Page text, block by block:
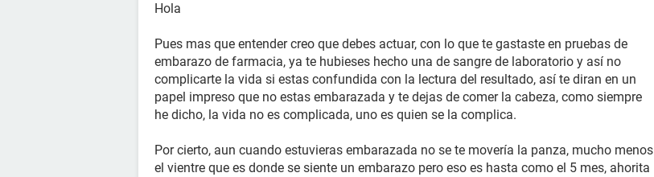
Hola
Pues mas que entender creo que debes actuar, con lo que te gastaste en pruebas de
embarazo de farmacia, ya te hubieses hecho una de sangre de laboratorio y así no
complicarte la vida si estas confundida con la lectura del resultado, así te diran en un
papel impreso que no estas embarazada y te dejas de comer la cabeza, como siempre
he dicho, la vida no es complicada, uno es quien se la complica.
Por cierto, aun cuando estuvieras embarazada no se te movería la panza, mucho menos
el vientre que es donde se siente un embarazo pero eso es hasta como el 5 mes, ahorita